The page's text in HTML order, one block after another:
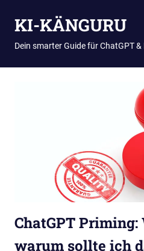
InhaltKI-KÄNGURU
Dein smarter Guide für ChatGPT &
ChatGPT
warum sollte ich